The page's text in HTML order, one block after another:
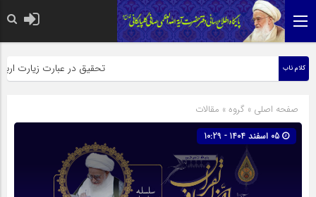
کلام ناب تحقیق در عبارت زیارت اربعین
صفحه اصلی » گروه » مقالات